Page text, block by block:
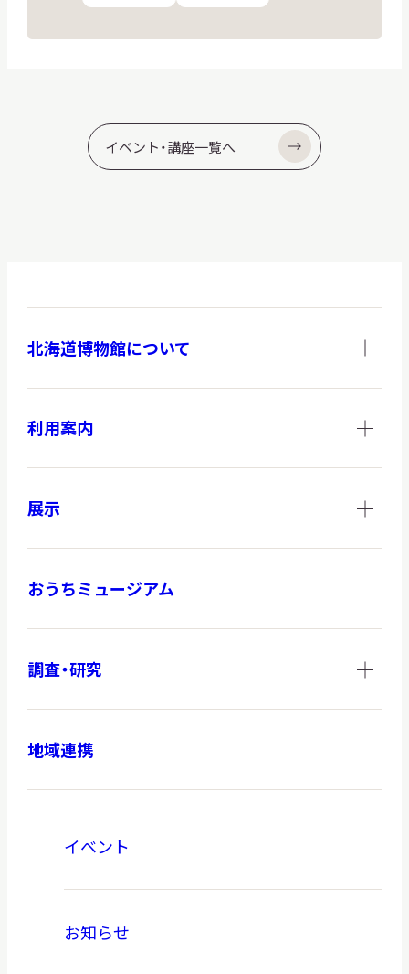
イベント・講座一覧へ
北海道博物館について
利用案内
展示
おうちミュージアム
調査・研究
地域連携
イベント
お知らせ